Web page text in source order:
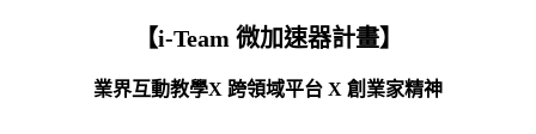
【i-Team 微加速器計畫】
業界互動教學X 跨領域平台 X 創業家精神